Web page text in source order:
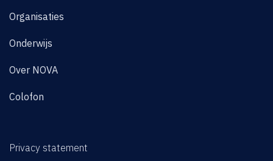
Organisaties
Onderwijs
Over NOVA
Colofon
Privacy statement